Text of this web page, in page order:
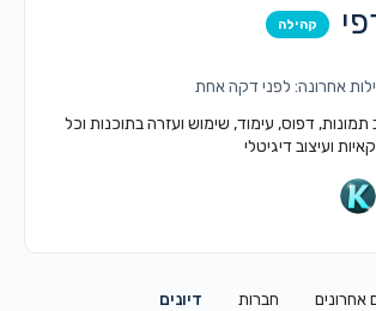
קהילה
אחרונה: לפני דקה אחת
תמונות, דפוס, עימוד, שימוש ועזרה בתוכנות וכל
ועיצוב דיגיטלי
אחרונים חברות דיונים